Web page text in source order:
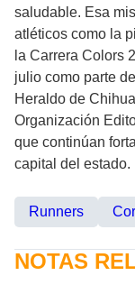
saludable. Esa
atléticos como la
la Carrera Colors
julio como parte
Heraldo de
Organización
que continúan
capital del estado.
Runners
NOTAS